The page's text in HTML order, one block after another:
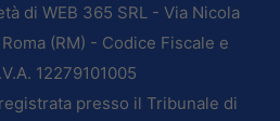
di WEB 365 SRL - Via Nicola
(RM) - Codice Fiscale e
12279101005
presso il Tribunale di